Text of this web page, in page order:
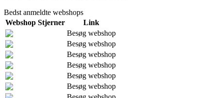
Bedst anmeldte webshops
Webshop Stjerner
Link
Besøg webshop
Besøg webshop
Besøg webshop
Besøg webshop
Besøg webshop
Besøg webshop